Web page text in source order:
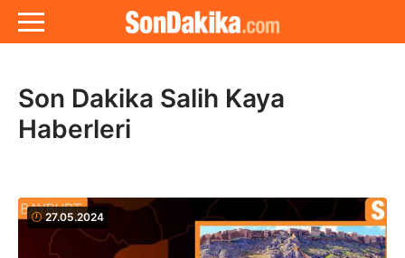
Son Dakika Salih Kaya
Haberleri
27.05.2024